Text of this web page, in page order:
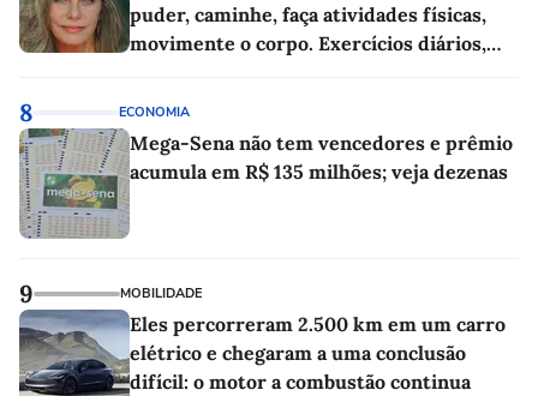
puder, caminhe, faça atividades físicas,
movimente o corpo. Exercícios diários,
8 ECONOMIA
Mega-Sena não tem vencedores e prêmio
acumula em R$ 135 milhões; veja dezenas
9 MOBILIDADE
Eles percorreram 2.500 km em um carro
elétrico e chegaram a uma conclusão
difícil: o motor a combustão continua